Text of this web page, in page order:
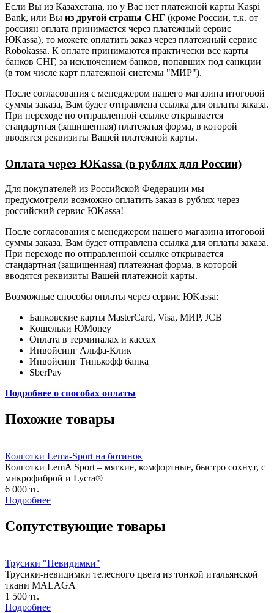
Если Вы из Казахстана, но у Вас нет платежной карты Kaspi
Bank, или Вы из другой страны СНГ (кроме России, т.к. от
россиян оплата принимается через платежный сервис
ЮKassa), то можете оплатить заказ через платежный сервис
Robokassa. К оплате принимаются практически все карты
банков СНГ, за исключением банков, попавших под санкции
(в том числе карт платежной системы "МИР").
После согласования с менеджером нашего магазина итоговой
суммы заказа, Вам будет отправлена ссылка для оплаты заказа.
При переходе по отправленной ссылке открывается
стандартная (защищенная) платежная форма, в которой
вводятся реквизиты Вашей платежной карты.
Оплата через ЮKassa (в рублях для России)
Для покупателей из Российской Федерации мы
предусмотрели возможно оплатить заказ в рублях через
российский сервис ЮKassa!
После согласования с менеджером нашего магазина итоговой
суммы заказа, Вам будет отправлена ссылка для оплаты заказа.
При переходе по отправленной ссылке открывается
стандартная (защищенная) платежная форма, в которой
вводятся реквизиты Вашей платежной карты.
Возможные способы оплаты через сервис ЮKassa:
Банковские карты MasterCard, Visa, МИР, JCB
Кошельки ЮMoney
Оплата в терминалах и кассах
Инвойсинг Альфа-Клик
Инвойсинг Тинькофф банка
SberPay
Подробнее о способах оплаты
Похожие товары
Колготки Lema-Sport на ботинок
Колготки LemA Sport – мягкие, комфортные, быстро сохнут, с
микрофиброй и Lycra®
6 000 тг.
Подробнее
Сопутствующие товары
Трусики "Невидимки"
Трусики-невидимки телесного цвета из тонкой итальянской
ткани MALAGA
1 500 тг.
Подробнее